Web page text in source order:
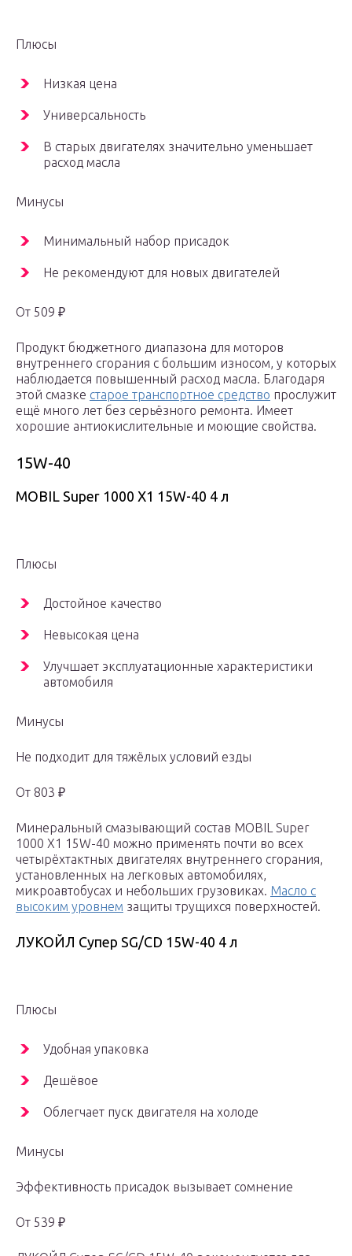
Плюсы
Низкая цена
Универсальность
В старых двигателях значительно уменьшает
расход масла
Минусы
Минимальный набор присадок
Не рекомендуют для новых двигателей
От 509 ₽
Продукт бюджетного диапазона для моторов
внутреннего сгорания с большим износом, у которых
наблюдается повышенный расход масла. Благодаря
этой смазке старое транспортное средство прослужит
ещё много лет без серьёзного ремонта. Имеет
хорошие антиокислительные и моющие свойства.
15W-40
MOBIL Super 1000 X1 15W-40 4 л
Плюсы
Достойное качество
Невысокая цена
Улучшает эксплуатационные характеристики
автомобиля
Минусы
Не подходит для тяжёлых условий езды
От 803 ₽
Минеральный смазывающий состав MOBIL Super
1000 X1 15W-40 можно применять почти во всех
четырёхтактных двигателях внутреннего сгорания,
установленных на легковых автомобилях,
микроавтобусах и небольших грузовиках. Масло с
высоким уровнем защиты трущихся поверхностей.
ЛУКОЙЛ Супер SG/CD 15W-40 4 л
Плюсы
Удобная упаковка
Дешёвое
Облегчает пуск двигателя на холоде
Минусы
Эффективность присадок вызывает сомнение
От 539 ₽